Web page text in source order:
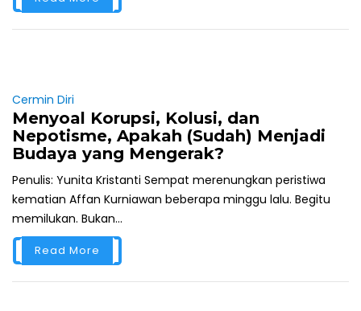
Cermin Diri
Menyoal Korupsi, Kolusi, dan
Nepotisme, Apakah (Sudah) Menjadi
Budaya yang Mengerak?
Penulis: Yunita Kristanti Sempat merenungkan peristiwa
kematian Affan Kurniawan beberapa minggu lalu. Begitu
memilukan. Bukan...
Read More